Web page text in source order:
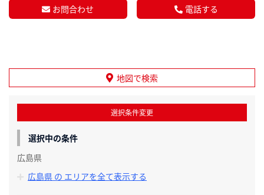
お問合わせ 電話する
地図で検索
選択条件変更
選択中の条件
広島県
広島県 の エリアを全て表示する